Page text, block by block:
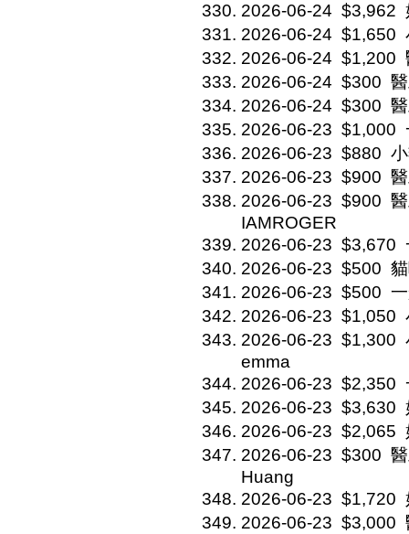
2026-06-24 $3,962
2026-06-24 $1,650
2026-06-24 $1,200
2026-06-24 $300
2026-06-24 $300
2026-06-23 $1,000
2026-06-23 $880
2026-06-23 $900
2026-06-23 $900
IAMROGER
2026-06-23 $3,670
2026-06-23 $500
2026-06-23 $500
2026-06-23 $1,050
2026-06-23 $1,300
emma
2026-06-23 $2,350
2026-06-23 $3,630
2026-06-23 $2,065
2026-06-23 $300
Huang
2026-06-23 $1,720
2026-06-23 $3,000